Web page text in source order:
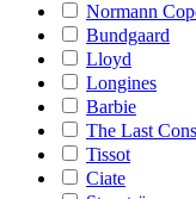
Normann
Bundgaard
Lloyd
Longines
Barbie
The Last
Tissot
Ciate